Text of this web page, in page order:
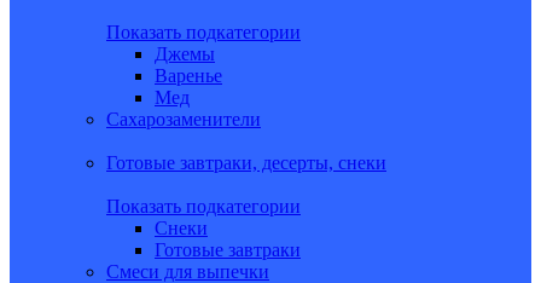
Показать подкатегории
Джемы
Варенье
Мед
Сахарозаменители
Готовые завтраки, десерты, снеки
Показать подкатегории
Снеки
Готовые завтраки
Смеси для выпечки